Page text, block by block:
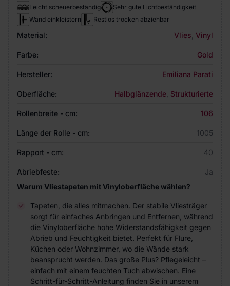
Leicht scheuerbeständig
Sehr gute Lichtbeständigkeit
Wand einkleistern
Restlos trocken abziehbar
Material: Vlies Vinyl
Farbe: Gold
Hersteller: Emiliana Parati
Oberfläche: Halbglänzende Strukturierte
Rollenbreite - cm: 106
Länge der Rolle - cm: 1005
Rapport - cm: 40
Abriebfeste:
Ja
Warum Vliestapeten mit Vinyloberfläche wählen?
Tapeten, die alles mitmachen. Der stabile Vliesträger
sorgt für einfaches Anbringen und Entfernen, während
die Vinyloberfläche hohe Widerstandsfähigkeit gegen
Abrieb und Feuchtigkeit bietet. Perfekt für Flure,
Küchen oder Wohnzimmer, wo die Wände stark
beansprucht werden. Das große Plus? Pflegeleicht –
einfach mit einem feuchten Tuch abwischen. Eine
Schritt-für-Schritt-Anleitung finden Sie in unserem